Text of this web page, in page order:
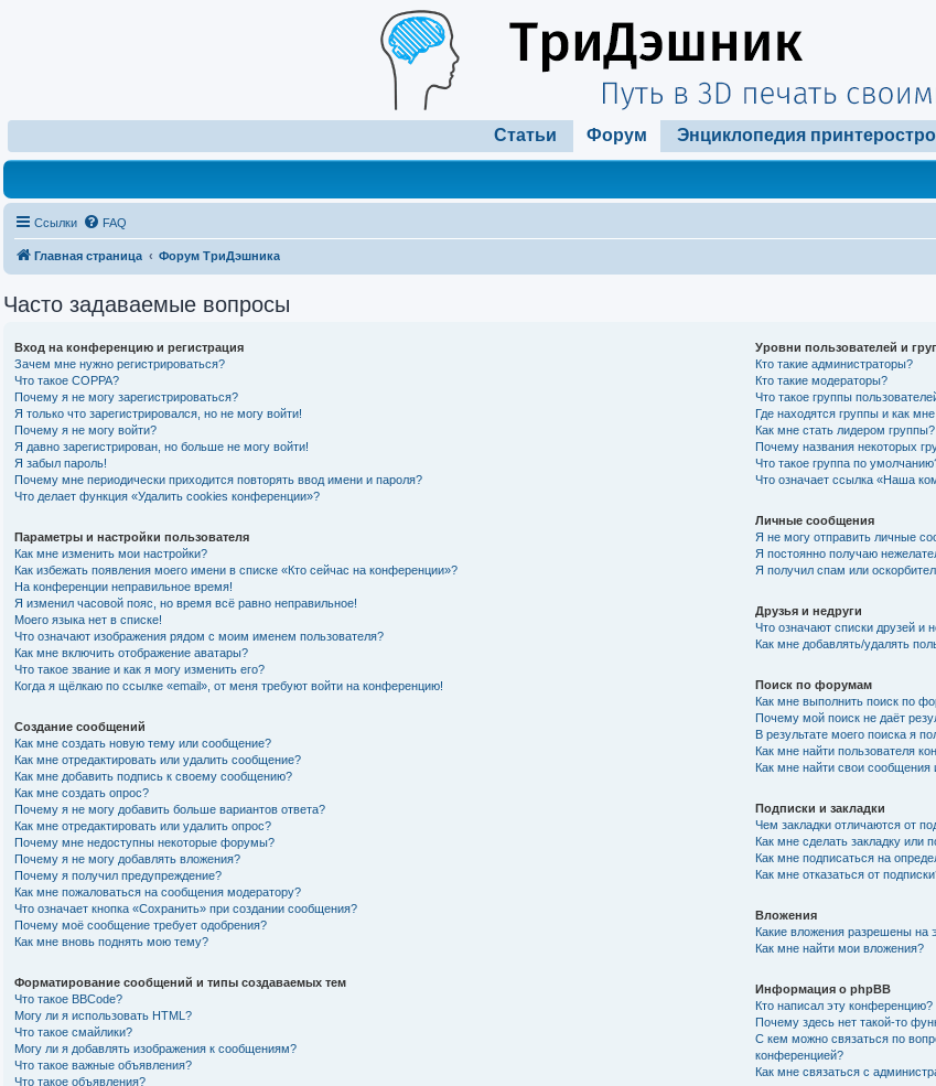
Статьи Форум Энциклопедия
Ссылки FAQ
Главная страница Форум ТриДэшника
Часто задаваемые вопросы
Вход на конференцию и регистрация
Зачем мне нужно регистрироваться?
Что такое COPPA?
Почему я не могу зарегистрироваться?
Я только что зарегистрировался, но не могу войти!
Почему я не могу войти?
Я давно зарегистрирован, но больше не могу войти!
Я забыл пароль!
Почему мне периодически приходится повторять ввод имени и пароля?
Что делает функция «Удалить cookies конференции»?
Параметры и настройки пользователя
Как мне изменить мои настройки?
Как избежать появления моего имени в списке «Кто сейчас на конференции»?
На конференции неправильное время!
Я изменил часовой пояс, но время всё равно неправильное!
Моего языка нет в списке!
Что означают изображения рядом с моим именем пользователя?
Как мне включить отображение аватары?
Что такое звание и как я могу изменить его?
Когда я щёлкаю по ссылке «email», от меня требуют войти на конференцию!
Создание сообщений
Как мне создать новую тему или сообщение?
Как мне отредактировать или удалить сообщение?
Как мне добавить подпись к своему сообщению?
Как мне создать опрос?
Почему я не могу добавить больше вариантов ответа?
Как мне отредактировать или удалить опрос?
Почему мне недоступны некоторые форумы?
Почему я не могу добавлять вложения?
Почему я получил предупреждение?
Как мне пожаловаться на сообщения модератору?
Что означает кнопка «Сохранить» при создании сообщения?
Почему моё сообщение требует одобрения?
Как мне вновь поднять мою тему?
Форматирование сообщений и типы создаваемых тем
Что такое BBCode?
Могу ли я использовать HTML?
Что такое смайлики?
Могу ли я добавлять изображения к сообщениям?
Что такое важные объявления?
Что такое объявления?
Уровни пользователей и
Кто такие администраторы?
Кто такие модераторы?
Что такое группы
Где находятся группы и как
Как мне стать лидером группы?
Почему названия некоторых
Что такое группа по
Что означает ссылка «Наша
Личные сообщения
Я не могу отправить личные
Я постоянно получаю
Я получил спам или
Друзья и недруги
Что означают списки друзей и
Как мне добавлять/удалять
Поиск по форумам
Как мне выполнить поиск по
Почему мой поиск не даёт
В результате моего поиска я
Как мне найти пользователя
Как мне найти свои
Подписки и закладки
Чем закладки отличаются от
Как мне сделать закладку или
Как мне подписаться на
Как мне отказаться от
Вложения
Какие вложения разрешены на
Как мне найти мои вложения?
Информация о phpBB
Кто написал эту конференцию?
Почему здесь нет такой-то
С кем можно связаться по
конференцией?
Как мне связаться с